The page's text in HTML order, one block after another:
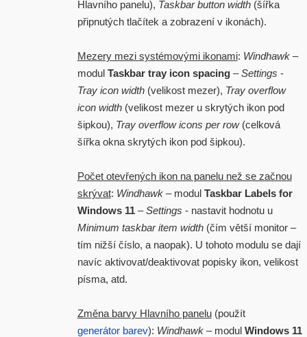
Hlavního panelu), Taskbar button width(šířka
připnutých tlačítek a zobrazení v ikonách).
Mezery mezi systémovými ikonami: Windhawk–
modul Taskbar tray icon spacing–Settings -
Tray icon width(velikost mezer), Tray overflow
icon width(velikost mezer u skrytých ikon pod
šipkou), Tray overflow icons per row(celková
šířka okna skrytých ikon pod šipkou).
Počet otevřených ikon na panelu než se začnou
skrývat: Windhawk– modul Taskbar Labels for
Windows 11–Settings - nastavit hodnotu u
Minimum taskbar item width(čím větší monitor –
tím nižší číslo, a naopak). U tohoto modulu se dají
navíc aktivovat/deaktivovat popisky ikon, velikost
písma, atd.
Změna barvy Hlavního panelu(použít
generátor barev): Windhawk– modul Windows 11